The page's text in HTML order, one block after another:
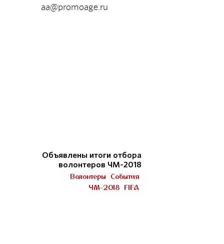
aa@promoage.ru
Объявлены итоги отбора
волонтеров ЧМ-2018
Волонтеры
События
ЧМ-2018 FIFA